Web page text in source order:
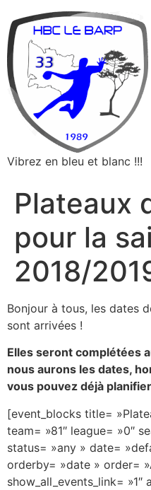
Vibrez en bleu et blanc !!!
Plateaux
pour la
2018/
Bonjour à tous, les dates
sont arrivées !
Elles seront complétées
nous aurons les dates,
vous pouvez déjà
[event_blocks title=
team= »81″ league= »0″
status= »any » date=
orderby= »date » order=
show_all_events_link= »1″